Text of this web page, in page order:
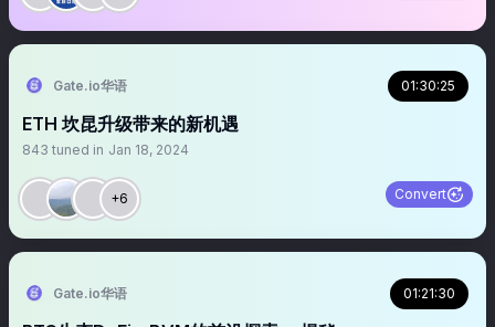
Gate.io华语 01:30:25
ETH 坎昆升级带来的新机遇
843 tuned in Jan 18, 2024
+6 Convert
Gate.io华语 01:21:30